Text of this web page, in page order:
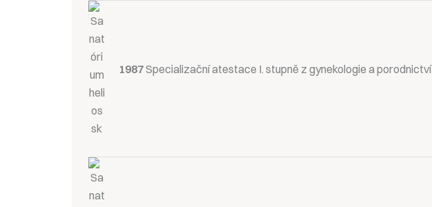
1987Specializační atestace I. stupně z gynekologie a porodnictví